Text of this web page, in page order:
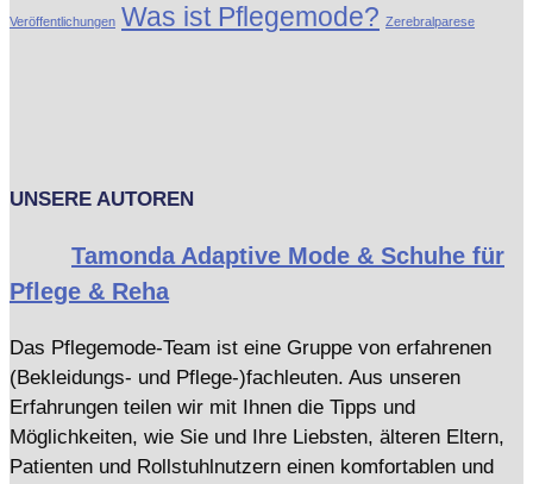
Veröffentlichungen Was ist Pflegemode? Zerebralparese
UNSERE AUTOREN
Tamonda Adaptive Mode & Schuhe für
Pflege & Reha
Das Pflegemode-Team ist eine Gruppe von erfahrenen
(Bekleidungs- und Pflege-)fachleuten. Aus unseren
Erfahrungen teilen wir mit Ihnen die Tipps und
Möglichkeiten, wie Sie und Ihre Liebsten, älteren Eltern,
Patienten und Rollstuhlnutzern einen komfortablen und